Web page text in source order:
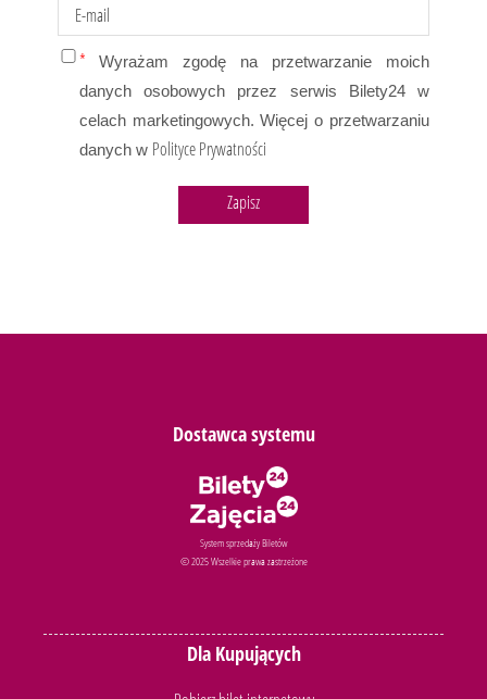
Wyrażam zgodę na przetwarzanie moich
danych osobowych przez
serwis Bilety24 w
celach marketingowych. Więcej o przetwarzaniu
danych w Polityce Prywatności
Dostawca systemu
System sprzedaży Biletów
© 2025 Wszelkie prawa zastrzeżone
Dla Kupujących